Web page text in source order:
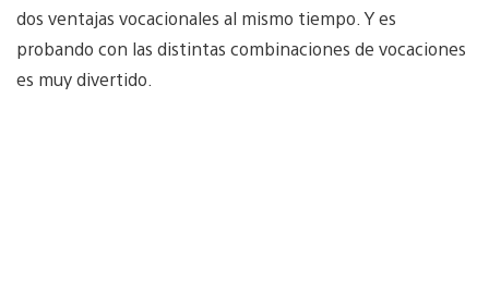
dos ventajas vocacionales al mismo tiempo. Y es
probando con las distintas combinaciones de vocaciones
es muy divertido.